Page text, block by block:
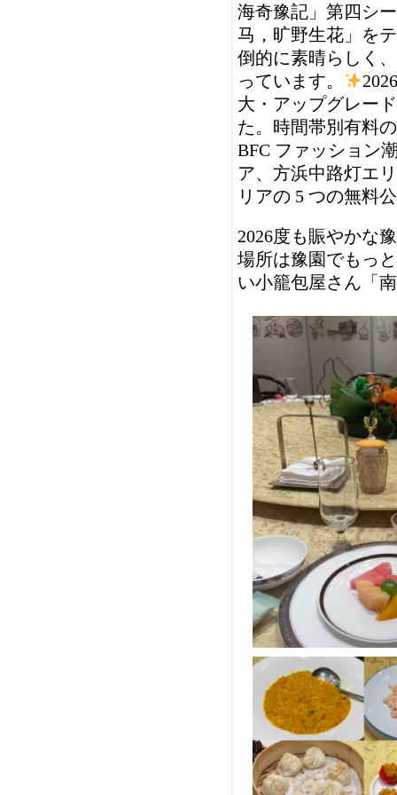
海奇豫記」第四シ
马，旷野生花」を
倒的に素晴らしく
っています。
大・アップグレー
た。時間帯別有料
BFC ファッション
ア、方浜中路灯エ
リアの 5 つの無料
2026度も賑やかな
場所は豫園でもっ
い小籠包屋さん「